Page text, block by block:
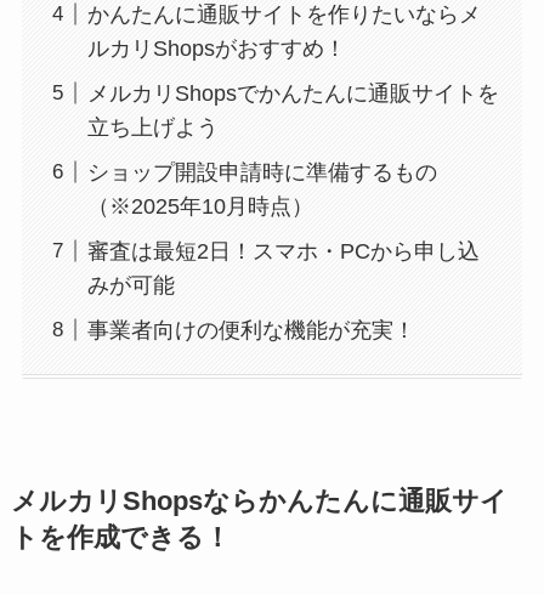
かんたんに通販サイトを作りたいならメ
ルカリShopsがおすすめ！
メルカリShopsでかんたんに通販サイトを
立ち上げよう
ショップ開設申請時に準備するもの
（※2025年10月時点）
審査は最短2日！スマホ・PCから申し込
みが可能
事業者向けの便利な機能が充実！
メルカリShopsならかんたんに通販サイ
トを作成できる！